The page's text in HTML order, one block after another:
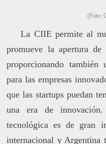
(Foto:
La CIIE permite al
promueve la apertura
proporcionando
para las empresas
que las startups puedan
una era de
tecnológica es de gran
internacional y Argentina